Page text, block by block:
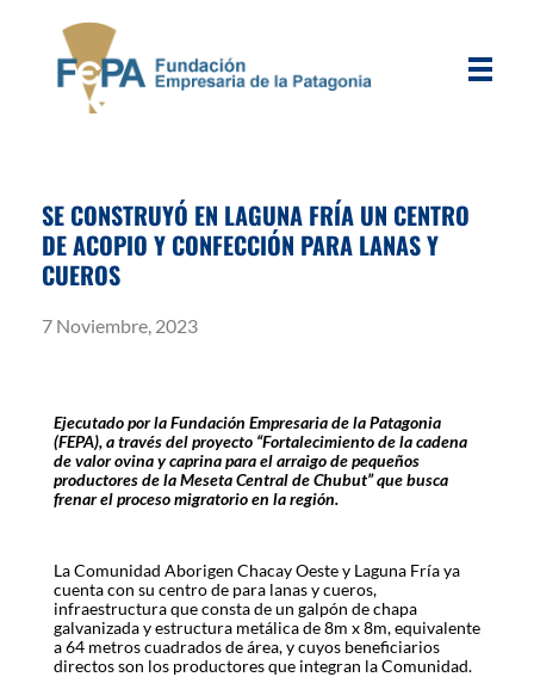
SE CONSTRUYÓ EN LAGUNA FRÍA UN CENTRO
DE ACOPIO Y CONFECCIÓN PARA LANAS Y
CUEROS
7 Noviembre, 2023
Ejecutado por la Fundación Empresaria de la Patagonia
(FEPA), a través del proyecto “Fortalecimiento de la cadena
de valor ovina y caprina para el arraigo de pequeños
productores de la Meseta Central de Chubut” que busca
frenar el proceso migratorio en la región.
La Comunidad Aborigen Chacay Oeste y Laguna Fría ya
cuenta con su centro de para lanas y cueros,
infraestructura que consta de un galpón de chapa
galvanizada y estructura metálica de 8m x 8m, equivalente
a 64 metros cuadrados de área, y cuyos beneficiarios
directos son los productores que integran la Comunidad.